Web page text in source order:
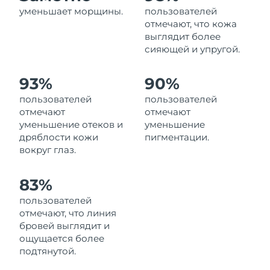
уменьшает морщины.
пользователей
отмечают, что кожа
выглядит более
сияющей и упругой.
93%
пользователей
отмечают
уменьшение отеков и
дряблости кожи
вокруг глаз.
90%
пользователей
отмечают
уменьшение
пигментации.
83%
пользователей
отмечают, что линия
бровей выглядит и
ощущается более
подтянутой.
Ливан
Ожидаемая дата доставки
8/12/26
Ожидаемая дата доставки
Люксембург
Ожидаемая дата доставки
Макао (САР)
Ожидаемая дата доставки
Мальта
Мексика